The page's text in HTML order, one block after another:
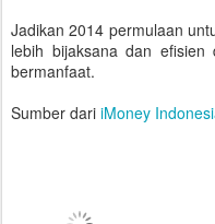
Jadikan 2014 permulaan
lebih bijaksana dan efisien
bermanfaat.
Sumber dari iMoney